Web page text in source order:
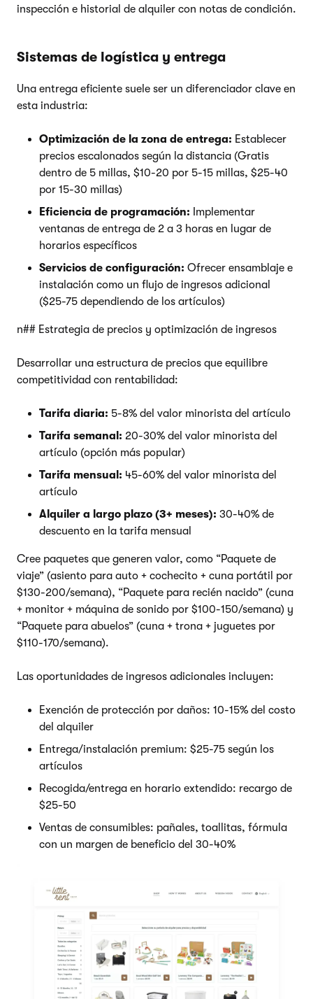
inspección e historial de alquiler con notas de condición.
Sistemas de logística y entrega
Una entrega eficiente suele ser un diferenciador clave en
esta industria:
Optimización de la zona de entrega: Establecer
precios escalonados según la distancia (Gratis
dentro de 5 millas, $10-20 por 5-15 millas, $25-40
por 15-30 millas)
Eficiencia de programación: Implementar
ventanas de entrega de 2 a 3 horas en lugar de
horarios específicos
Servicios de configuración: Ofrecer ensamblaje e
instalación como un flujo de ingresos adicional
($25-75 dependiendo de los artículos)
n## Estrategia de precios y optimización de ingresos
Desarrollar una estructura de precios que equilibre
competitividad con rentabilidad:
Tarifa diaria: 5-8% del valor minorista del artículo
Tarifa semanal: 20-30% del valor minorista del
artículo (opción más popular)
Tarifa mensual: 45-60% del valor minorista del
artículo
Alquiler a largo plazo (3+ meses): 30-40% de
descuento en la tarifa mensual
Cree paquetes que generen valor, como “Paquete de
viaje” (asiento para auto + cochecito + cuna portátil por
$130-200/semana), “Paquete para recién nacido” (cuna
+ monitor + máquina de sonido por $100-150/semana) y
“Paquete para abuelos” (cuna + trona + juguetes por
$110-170/semana).
Las oportunidades de ingresos adicionales incluyen:
Exención de protección por daños: 10-15% del costo
del alquiler
Entrega/instalación premium: $25-75 según los
artículos
Recogida/entrega en horario extendido: recargo de
$25-50
Ventas de consumibles: pañales, toallitas, fórmula
con un margen de beneficio del 30-40%